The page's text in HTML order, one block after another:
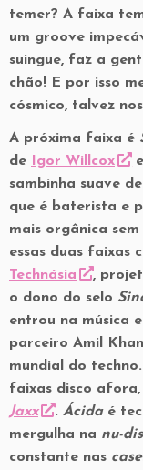
temer? A faixa
um groove
suingue, faz a
chão! E por isso
cósmico, talvez
A próxima faixa é
de
Igor Willcox
e
sambinha suave
que é baterista e
mais orgânica
essas duas faixas
Technásia
,
o dono do selo
entrou na música
parceiro Amil
mundial do
faixas disco afora,
Jaxx
. Ácidaé
mergulha na nu-
constante nas